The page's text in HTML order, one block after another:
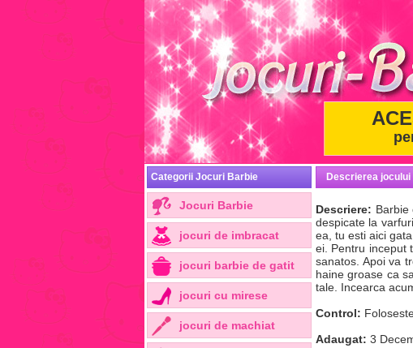
Categorii Jocuri Barbie
Jocuri Barbie
jocuri de imbracat
jocuri barbie de gatit
jocuri cu mirese
jocuri de machiat
Descrierea jocului
Descriere:
despicate la
ea, tu esti aici
ei. Pentru inceput
sanatos. Apoi va
haine groase ca
tale. Incearca
Control:
Adaugat: 3